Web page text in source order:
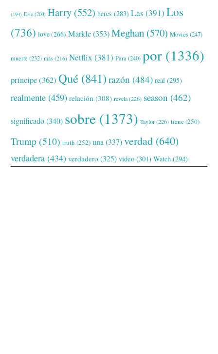
(194) Esto (200) Harry (552) heres (283) Las (391) Los
(736) love(266) Markle(353) Meghan (570) Movies(247)
muerte (232) más (216) Netflix (381) Para(240) por (1336)
príncipe(362) Qué (841) razón (484) real (295)
realmente (459) relación (308) revela(226) season (462)
significado(340) sobre (1373) Taylor(226) tiene(250)
Trump (510) truth (252) una(337) verdad (640)
verdadera (434) verdadero (325) video (301) Watch (294)